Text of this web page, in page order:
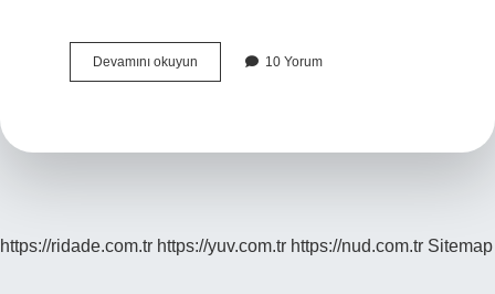
Devamını okuyun
Gaz
10 Yorum
https://ridade.com.tr https://yuv.com.tr https://nud.com.tr Sitemap